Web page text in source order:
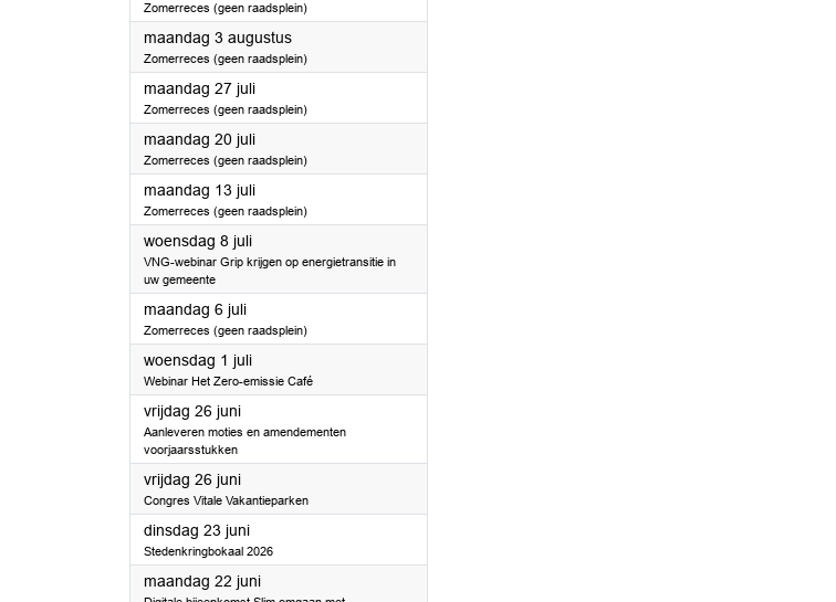
Zomerreces (geen raadsplein)
maandag 3 augustus2026
Zomerreces (geen raadsplein)
maandag 27 juli2026
Zomerreces (geen raadsplein)
maandag 20 juli2026
Zomerreces (geen raadsplein)
maandag 13 juli2026
Zomerreces (geen raadsplein)
woensdag 8 juli2026
VNG-webinar Grip krijgen op energietransitie in
uw gemeente
maandag 6 juli2026
Zomerreces (geen raadsplein)
woensdag 1 juli2026
Webinar Het Zero-emissie Café
vrijdag 26 juni2026
Aanleveren moties en amendementen
voorjaarsstukken
vrijdag 26 juni2026
Congres Vitale Vakantieparken
dinsdag 23 juni2026
Stedenkringbokaal 2026
maandag 22 juni2026